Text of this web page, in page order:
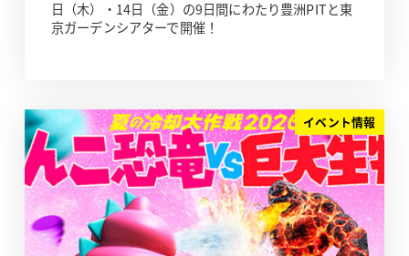
日（木）・14日（金）の9日間にわたり豊洲PITと東
京ガーデンシアターで開催！
イベント情報